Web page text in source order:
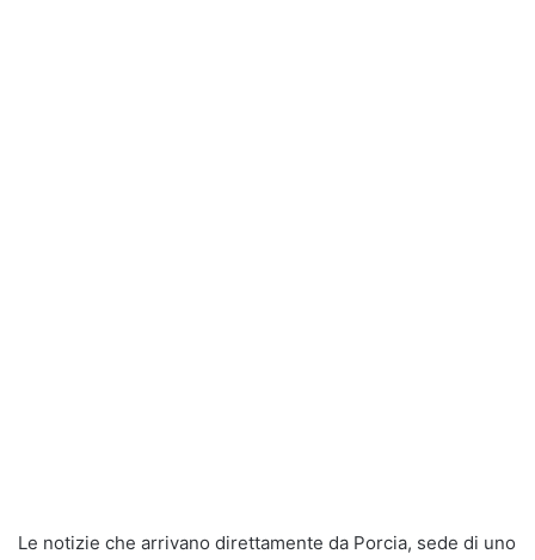
Le notizie che arrivano direttamente da Porcia, sede di uno